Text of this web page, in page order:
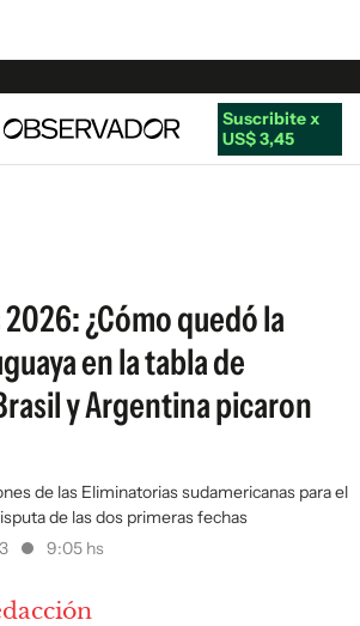
Suscribite x
US$ 3,45
¿Cómo quedó la
en la tabla de
y Argentina picaron
de las Eliminatorias sudamericanas para el
de las dos primeras fechas
9:05 hs